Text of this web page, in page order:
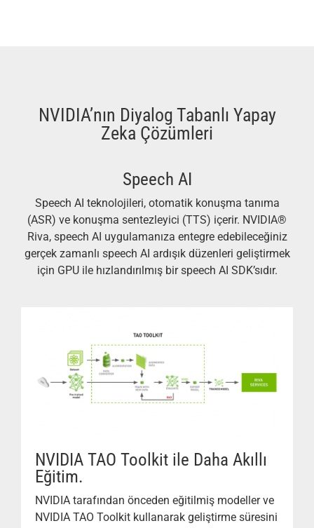
NVIDIA’nın Diyalog Tabanlı Yapay
Zeka Çözümleri
Speech AI
Speech AI teknolojileri, otomatik konuşma tanıma
(ASR) ve konuşma sentezleyici (TTS) içerir. NVIDIA®
Riva, speech AI uygulamanıza entegre edebileceğiniz
gerçek zamanlı speech AI ardışık düzenleri geliştirmek
için GPU ile hızlandırılmış bir speech AI SDK’sıdır.
NVIDIA TAO Toolkit ile Daha Akıllı
Eğitim.
NVIDIA tarafından önceden eğitilmiş modeller ve
NVIDIA TAO Toolkit kullanarak geliştirme süresini